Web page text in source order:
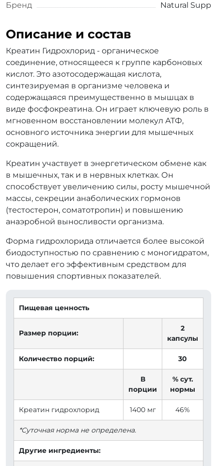
Бренд
Natural Supp
Описание и состав
Креатин Гидрохлорид - органическое
соединение, относящееся к группе карбоновых
кислот. Это азотосодержащая кислота,
синтезируемая в организме человека и
содержащаяся преимущественно в мышцах в
виде фосфокреатина. Он играет ключевую роль в
мгновенном восстановлении молекул АТФ,
основного источника энергии для мышечных
сокращений.
Креатин участвует в энергетическом обмене как
в мышечных, так и в нервных клетках. Он
способствует увеличению силы, росту мышечной
массы, секреции анаболических гормонов
(тестостерон, соматотропин) и повышению
анаэробной выносливости организма.
Форма гидрохлорида отличается более высокой
биодоступностью по сравнению с моногидратом,
что делает его эффективным средством для
повышения спортивных показателей.
Пищевая ценность
Размер порции:
2
капсулы
Количество порций: 30
В
порции
% сут.
нормы
Креатин гидрохлорид 1400 мг 46%
*Суточная норма не определена.
Другие ингредиенты: